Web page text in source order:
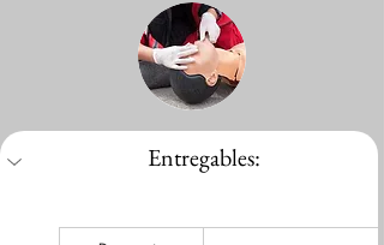
Entregables: